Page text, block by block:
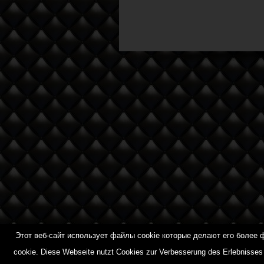
Diese Webseite nutzt Cookies zur Verbesserung des
Этот веб-сайт использует файлы cookie которые делают его
cookie. Diese Webseite nutzt Cookies zur Verbesserung des